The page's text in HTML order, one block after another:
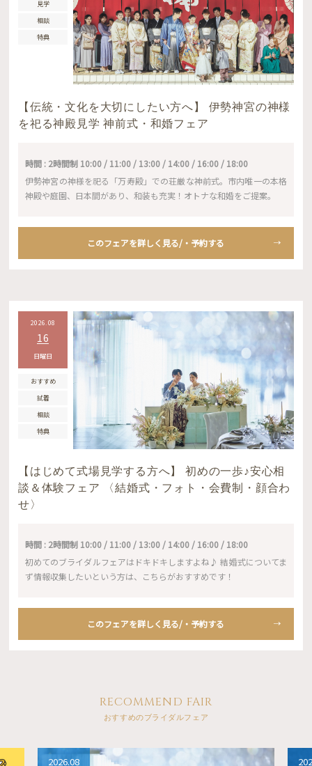
見学
相談
特典
【伝統・文化を大切にしたい方へ】 伊勢神宮の神様
を祀る神殿見学 神前式・和婚フェア
時間 : 2時間制 10:00 / 11:00 / 13:00 / 14:00 / 16:00 / 18:00
伊勢神宮の神様を祀る「万寿殿」での荘厳な神前式。市内唯一の本格
神殿や庭園、日本間があり、和装も充実！オトナな和婚をご提案。
このフェアを詳しく見る/・予約する
2026.08
16
日曜日
おすすめ
試着
相談
特典
【はじめて式場見学する方へ】 初めの一歩♪安心相
談＆体験フェア 〈結婚式・フォト・会費制・顔合わ
せ〉
時間 : 2時間制 10:00 / 11:00 / 13:00 / 14:00 / 16:00 / 18:00
初めてのブライダルフェアはドキドキしますよね♪ 結婚式についてま
ず情報収集したいという方は、こちらがおすすめです！
このフェアを詳しく見る/・予約する
RECOMMEND FAIR
おすすめのブライダルフェア
2026.08